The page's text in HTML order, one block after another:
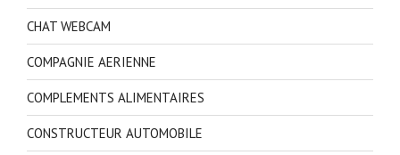
CHAT WEBCAM
COMPAGNIE AERIENNE
COMPLEMENTS ALIMENTAIRES
CONSTRUCTEUR AUTOMOBILE